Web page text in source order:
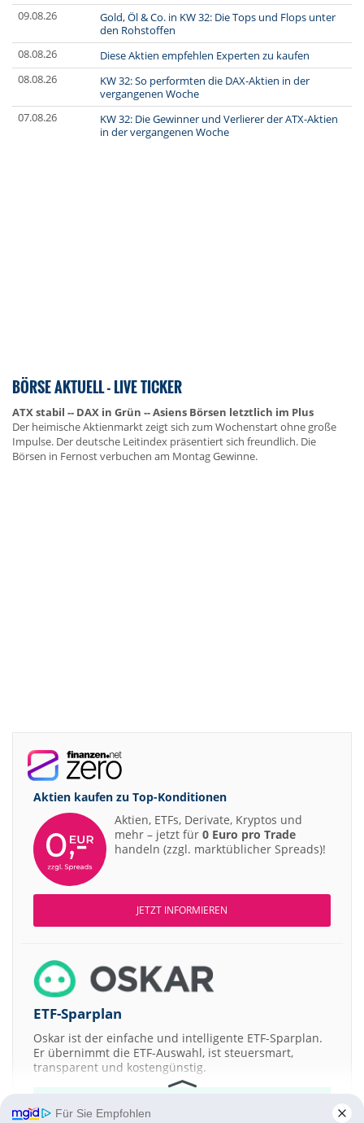
09.08.26
Gold, Öl & Co. in KW 32: Die Tops und Flops unter
den Rohstoffen
08.08.26
Diese Aktien empfehlen Experten zu kaufen
08.08.26
KW 32: So performten die DAX-Aktien in der
vergangenen Woche
07.08.26
KW 32: Die Gewinner und Verlierer der ATX-Aktien
in der vergangenen Woche
BÖRSE AKTUELL - LIVE TICKER
ATX stabil -- DAX in Grün -- Asiens Börsen letztlich im Plus
Der heimische Aktienmarkt zeigt sich zum Wochenstart ohne große
Impulse. Der deutsche Leitindex präsentiert sich freundlich. Die
Börsen in Fernost verbuchen am Montag Gewinne.
Aktien kaufen zu Top-Konditionen
Aktien, ETFs, Derivate, Kryptos und
mehr – jetzt für 0 Euro pro Trade
handeln (zzgl. marktüblicher Spreads)!
JETZT INFORMIEREN
ETF-Sparplan
Oskar ist der einfache und intelligente ETF-Sparplan.
Er übernimmt die ETF-Auswahl, ist steuersmart,
transparent und kostengünstig.
Für Sie Empfohlen